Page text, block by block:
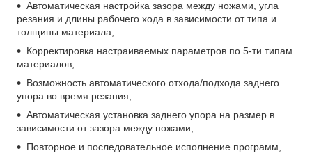
Автоматическая настройка зазора между ножами, угла
резания и длины рабочего хода в зависимости от типа и
толщины материала;
Корректировка настраиваемых параметров по 5-ти типам
материалов;
Возможность автоматического отхода/подхода заднего
упора во время резания;
Автоматическая установка заднего упора на размер в
зависимости от зазора между ножами;
Повторное и последовательное исполнение программ,